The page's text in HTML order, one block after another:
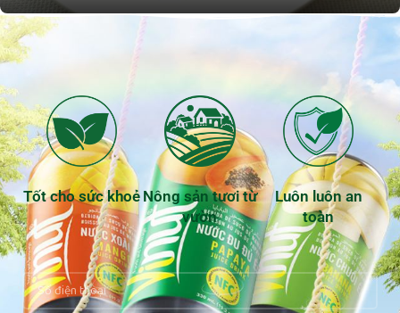
Tốt cho sức khoẻ Nông sản tươi từ
vườn
Luôn luôn an
toàn